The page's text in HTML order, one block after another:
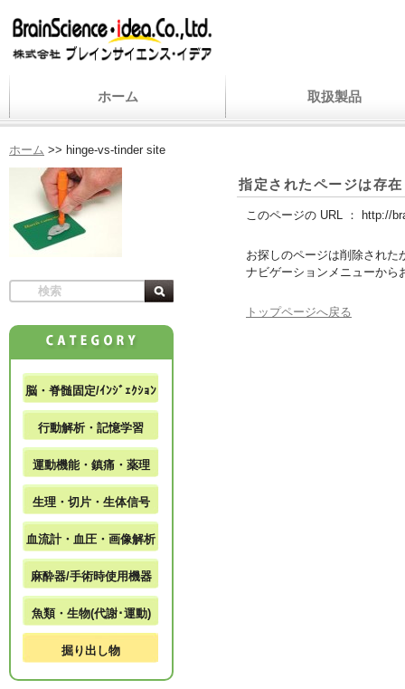
ホーム 取扱製品
ホーム >> hinge-vs-tinder site
指定されたページは存
このページの URL ： http://
お探しのページは削除された
ナビゲーションメニューから
トップページへ戻る
脳・脊髄固定/ｲﾝｼﾞｪｸｼｮﾝ
行動解析・記憶学習
運動機能・鎮痛・薬理
生理・切片・生体信号
血流計・血圧・画像解析
麻酔器/手術時使用機器
魚類・生物(代謝･運動)
掘り出し物